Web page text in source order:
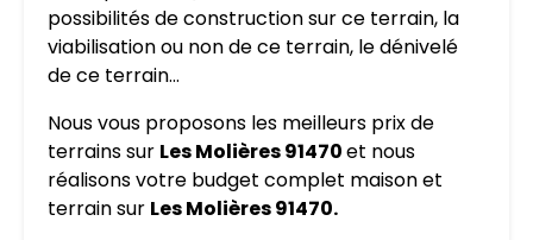
possibilités de construction sur ce terrain, la
viabilisation ou non de ce terrain, le dénivelé
de ce terrain…
Nous vous proposons les meilleurs prix de
terrains sur Les Molières 91470et nous
réalisons votre budget complet maison et
terrain sur Les Molières 91470.